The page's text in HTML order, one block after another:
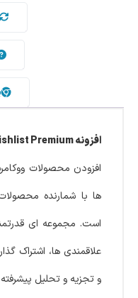
افزونه TI WooCommerce Wishlist Premium
افزودن محصولات
ها با شمارنده
است. مجموعه ای
علاقمندی ها، اشتراک
و تجزیه و تحلیل پیشرفته